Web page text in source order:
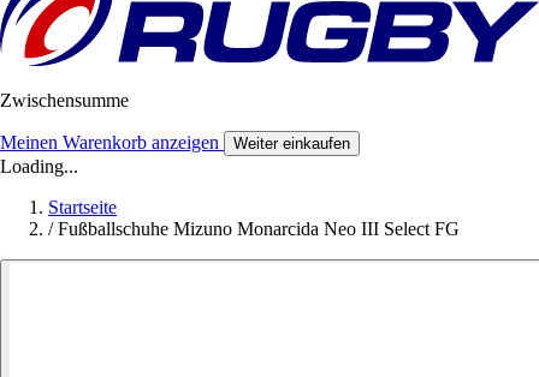
Zwischensumme
Meinen Warenkorb anzeigen Weiter einkaufen
Loading...
Startseite
/ Fußballschuhe Mizuno Monarcida Neo III Select FG